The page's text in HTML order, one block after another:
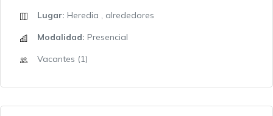
Lugar: Heredia , alrededores
Modalidad: Presencial
Vacantes (1)